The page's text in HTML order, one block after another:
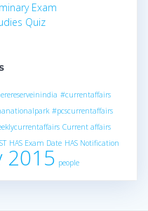
Exam
Quiz
#currentaffairs
#pcscurrentaffairs
Current affairs
HAS Exam Date HAS Notification
2015 people